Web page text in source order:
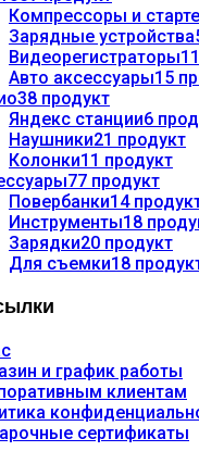
Компрессоры и
Зарядные устройства
Видеорегистраторы
Авто аксессуары15
38 продукт
Яндекс станции6
Наушники21 продукт
Колонки11 продукт
77 продукт
Повербанки14
Инструменты18
Зарядки20 продукт
Для съемки18
и график работы
клиентам
сертификаты